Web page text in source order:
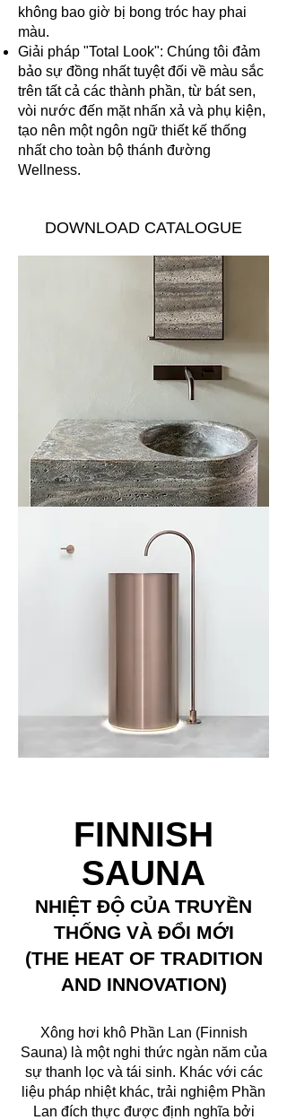
không bao giờ bị bong tróc hay phai
màu.
Giải pháp "Total Look": Chúng tôi đảm
bảo sự đồng nhất tuyệt đối về màu sắc
trên tất cả các thành phần, từ bát sen,
vòi nước đến mặt nhấn xả và phụ kiện,
tạo nên một ngôn ngữ thiết kế thống
nhất cho toàn bộ thánh đường
Wellness.
DOWNLOAD CATALOGUE
FINNISH
SAUNA
NHIỆT ĐỘ CỦA TRUYỀN
THỐNG VÀ ĐỔI MỚI
(THE HEAT OF TRADITION
AND INNOVATION)
Xông hơi khô Phần Lan (Finnish
Sauna) là một nghi thức ngàn năm của
sự thanh lọc và tái sinh. Khác với các
liệu pháp nhiệt khác, trải nghiệm Phần
Lan đích thực được định nghĩa bởi